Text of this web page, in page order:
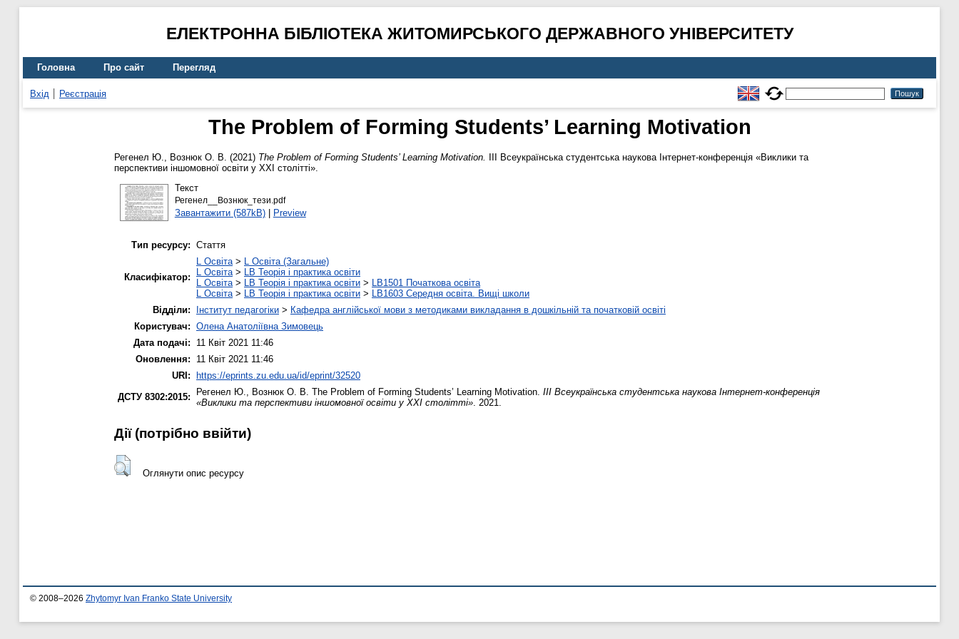
ЕЛЕКТРОННА БІБЛІОТЕКА ЖИТОМИРСЬКОГО ДЕРЖАВНОГО УНІВЕРСИТЕТУ
Головна Про сайт Перегляд
Вхід Реєстрація
The Problem of Forming Students’ Learning Motivation
Регенел Ю., Вознюк О. В. (2021) The Problem of Forming Students’ Learning Motivation.
ІІІ Всеукраїнська студентська наукова Інтернет-конференція «Виклики та
перспективи іншомовної освіти у ХХІ столітті».
Текст
Регенел__Вознюк_тези.pdf
Завантажити (587kB)| Preview
Тип ресурсу: Стаття
Класифікатор:
L Освіта> L Освіта (Загальне)
L Освіта> LB Теорія і практика освіти
L Освіта> LB Теорія і практика освіти > LB1501 Початкова освіта
L Освіта> LB Теорія і практика освіти > LB1603 Середня освіта. Вищі школи
Відділи:
Інститут педагогіки > Кафедра англійської мови з методиками викладання в дошкільній та початковій освіті
Користувач: Олена Анатоліївна Зимовець
Дата подачі:
11 Квіт 2021 11:46
Оновлення:
11 Квіт 2021 11:46
URI:
https://eprints.zu.edu.ua/id/eprint/32520
ДСТУ 8302:2015:
Регенел Ю., Вознюк О. В. The Problem of Forming Students’ Learning Motivation. ІІІ Всеукраїнська студентська наукова Інтернет-конференція
«Виклики та перспективи іншомовної освіти у ХХІ столітті». 2021.
Дії ​​(потрібно ввійти)
Оглянути опис ресурсу
© 2008–2026 Zhytomyr Ivan Franko State University